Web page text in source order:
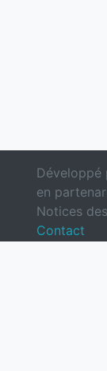
Développé
en
Notices
Contact